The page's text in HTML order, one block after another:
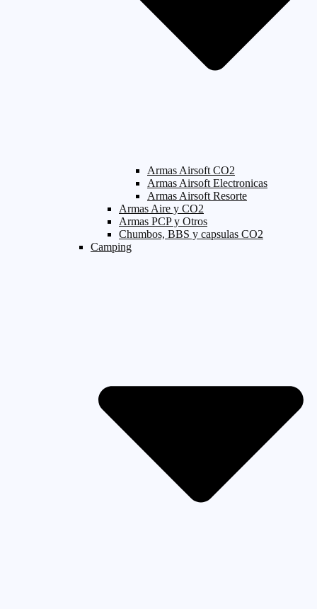
Armas Airsoft CO2
Armas Airsoft Electronicas
Armas Airsoft Resorte
Armas Aire y CO2
Armas PCP y Otros
Chumbos, BBS y capsulas CO2
Camping